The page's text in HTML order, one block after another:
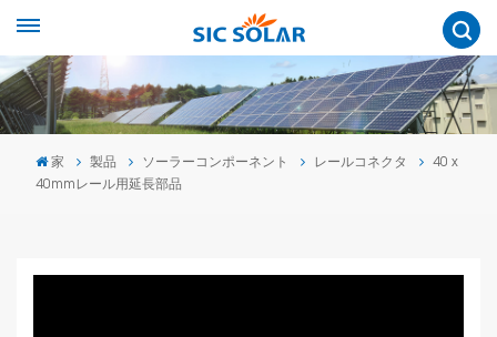
家 製品 ソーラーコンポーネント レールコネクタ
40 x
40mmレール用延長部品